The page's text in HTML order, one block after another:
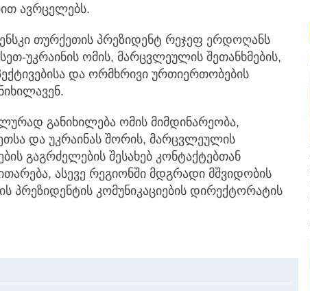
ავრცელებს.
თურქეთის პრეზიდენტ რეჯეფ ერდოღანს
უკრაინის ომის, მარცვლეულის შეთანხმების,
და ორმხრივი ურთიერთობების
განიხილება ომის მიმდინარეობა,
და უკრაინას შორის, მარცვლეულის
გაგრძელების შესახებ კონტაქტებთან
ასევე რეგიონში მდგრადი მშვიდობის
პრეზიდენტის კომუნიკაციების დირექტორატის